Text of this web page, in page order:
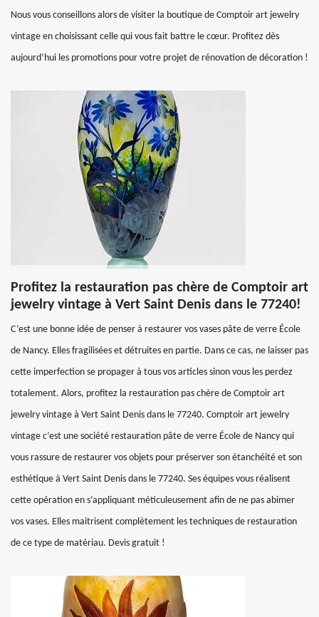
Nous vous conseillons alors de visiter la boutique de Comptoir art jewelry
vintage en choisissant celle qui vous fait battre le cœur. Profitez dès
aujourd’hui les promotions pour votre projet de rénovation de décoration !
Profitez la restauration pas chère de Comptoir art
jewelry vintage à Vert Saint Denis dans le 77240!
C’est une bonne idée de penser à restaurer vos vases pâte de verre École
de Nancy. Elles fragilisées et détruites en partie. Dans ce cas, ne laisser pas
cette imperfection se propager à tous vos articles sinon vous les perdez
totalement. Alors, profitez la restauration pas chère de Comptoir art
jewelry vintage à Vert Saint Denis dans le 77240. Comptoir art jewelry
vintage c’est une société restauration pâte de verre École de Nancy qui
vous rassure de restaurer vos objets pour préserver son étanchéité et son
esthétique à Vert Saint Denis dans le 77240. Ses équipes vous réalisent
cette opération en s’appliquant méticuleusement afin de ne pas abimer
vos vases. Elles maitrisent complètement les techniques de restauration
de ce type de matériau. Devis gratuit !